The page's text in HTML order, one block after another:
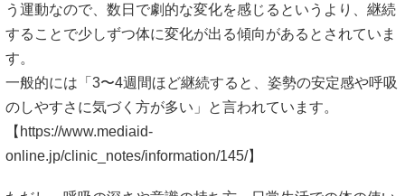
う運動なので、数日で劇的な変化を感じるというより、継続
することで少しずつ体に変化が出る傾向があるとされていま
す。
一般的には「3〜4週間ほど継続すると、姿勢の安定感や呼吸
のしやすさに気づく方が多い」と言われています。
【 https://www.mediaid-
online.jp/clinic_notes/information/145/】